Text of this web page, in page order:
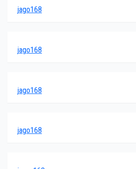
jago168
jago168
jago168
jago168